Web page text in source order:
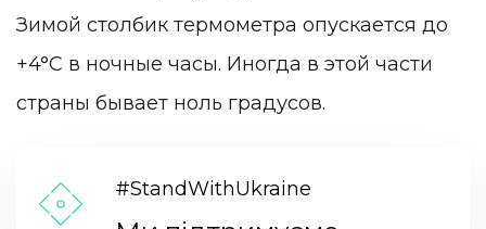
Зимой столбик термометра опускается до
+4°C в ночные часы. Иногда в этой части
страны бывает ноль градусов.
#StandWithUkraine